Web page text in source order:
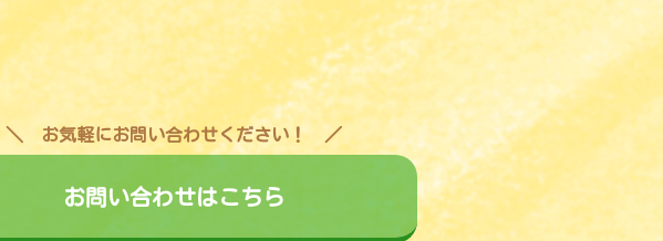
お気軽にお問い合わせください！
お問い合わせはこちら